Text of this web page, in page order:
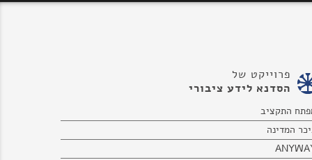
פרוייקט של
הסדנא לידע ציבורי
התקציב
המדינה